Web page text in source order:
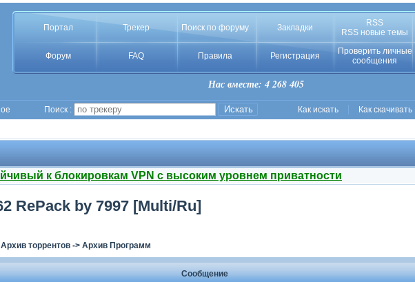
Портал Трекер Поиск по форуму Закладки
RSS
RSS новые темы
Форум FAQ Правила Регистрация
Проверить личные
сообщения
Нас вместе: 4 268 405
Поиск : Как искать Как скачивать
к блокировкам VPN с высоким уровнем приватности
RePack by 7997 [Multi/Ru]
Архив торрентов-> Архив Программ
Сообщение